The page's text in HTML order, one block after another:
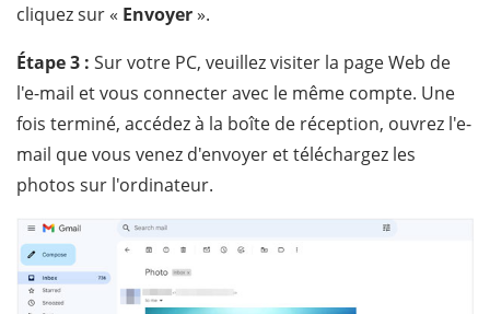
cliquez sur « Envoyer».
Étape 3 : Sur votre PC, veuillez visiter la page Web de
l'e-mail et vous connecter avec le même compte. Une
fois terminé, accédez à la boîte de réception, ouvrez l'e-
mail que vous venez d'envoyer et téléchargez les
photos sur l'ordinateur.